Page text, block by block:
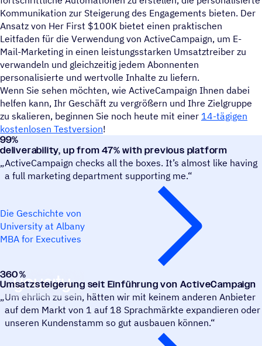
Kommunikation zur Steigerung des Engagements bieten. Der
Ansatz von Her First $100K bietet einen praktischen
Leitfaden für die Verwendung von ActiveCampaign, um E-
Mail-Marketing in einen leistungsstarken Umsatztreiber zu
verwandeln und gleichzeitig jedem Abonnenten
personalisierte und wertvolle Inhalte zu liefern.
Wenn Sie sehen möchten, wie ActiveCampaign Ihnen dabei
helfen kann, Ihr Geschäft zu vergrößern und Ihre Zielgruppe
zu skalieren, beginnen Sie noch heute mit einer 14-tägigen
kostenlosen Testversion!
University at Albany MBA for Executives
99%
deliverability, up from 47% with previous platform
ActiveCampaign checks all the boxes. It’s almost like having
a full marketing department supporting me.“
Die Geschichte von
University at Albany
MBA for Executives
Younity
360 %
Umsatzsteigerung seit Einführung von ActiveCampaign
Um ehrlich zu sein, hätten wir mit keinem anderen Anbieter
auf dem Markt von 1 auf 18 Sprachmärkte expandieren oder
unseren Kundenstamm so gut ausbauen können.“